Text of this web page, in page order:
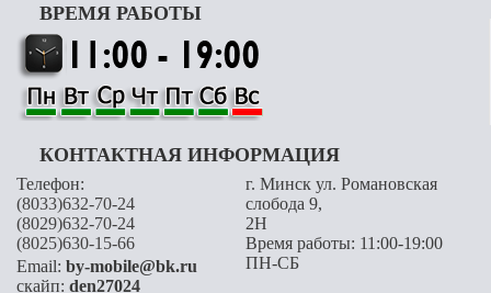
ВРЕМЯ РАБОТЫ
КОНТАКТНАЯ ИНФОРМАЦИЯ
Телефон:
(8033)632-70-24
(8029)632-70-24
(8025)630-15-66
Email: by-mobile@bk.ru
скайп: den27024
г. Минск ул. Романовская
слобода 9,
2H
Время работы: 11:00-19:00
ПН-СБ